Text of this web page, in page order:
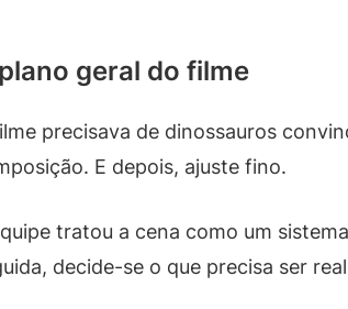
geral do filme
precisava de dinossauros
E depois, ajuste fino.
tratou a cena como um
decide-se o que precisa ser